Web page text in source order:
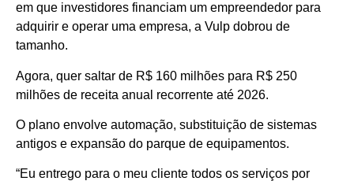
em que investidores financiam um empreendedor para
adquirir e operar uma empresa, a Vulp dobrou de
tamanho.
Agora, quer saltar de R$ 160 milhões para R$ 250
milhões de receita anual recorrente até 2026.
O plano envolve automação, substituição de sistemas
antigos e expansão do parque de equipamentos.
“Eu entrego para o meu cliente todos os serviços por